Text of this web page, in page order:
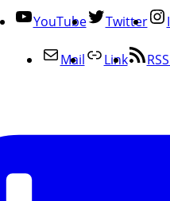
YouTube Twitter
Mail Link